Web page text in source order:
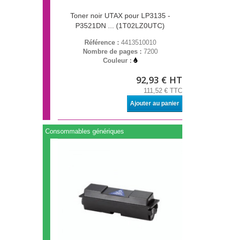
Toner noir UTAX pour LP3135 -
P3521DN ... (1T02LZ0UTC)
Référence : 4413510010
Nombre de pages : 7200
Couleur :
92,93 € HT
111,52 € TTC
Ajouter au panier
Consommables génériques